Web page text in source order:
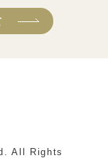
All Rights